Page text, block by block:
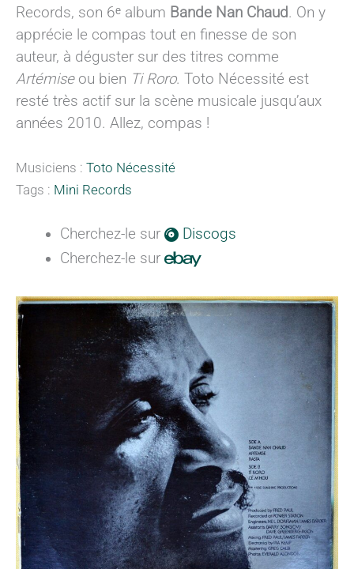
Records, son 6ᵉ album Bande Nan Chaud. On y
apprécie le compas tout en finesse de son
auteur, à déguster sur des titres comme
Artémise ou bien Ti Roro. Toto Nécessité est
resté très actif sur la scène musicale jusqu’aux
années 2010. Allez, compas !
Musiciens : Toto Nécessité
Tags : Mini Records
Cherchez-le sur
Discogs
Cherchez-le sur